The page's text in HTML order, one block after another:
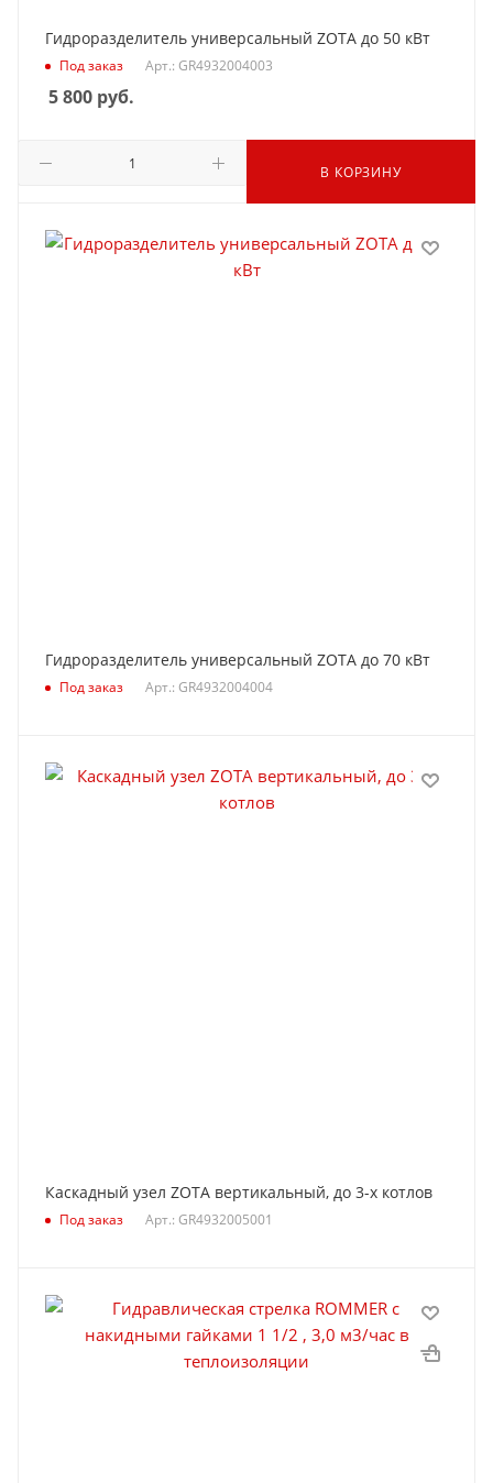
Гидроразделитель универсальный ZOTA до 50 кВт
Под заказ Арт.: GR4932004003
5 800 руб.
В КОРЗИНУ
Гидроразделитель универсальный ZOTA до 70 кВт
Под заказ Арт.: GR4932004004
Каскадный узел ZOTA вертикальный, до 3-х котлов
Под заказ Арт.: GR4932005001